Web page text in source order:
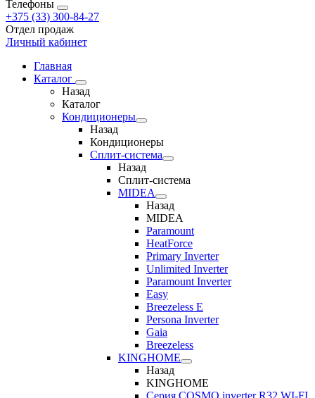
Телефоны
+375 (33) 300-84-27
Отдел продаж
Личный кабинет
Главная
Каталог
Назад
Каталог
Кондиционеры
Назад
Кондиционеры
Сплит-система
Назад
Сплит-система
MIDEA
Назад
MIDEA
Paramount
HeatForce
Primary Inverter
Unlimited Inverter
Paramount Inverter
Easy
Breezeless E
Persona Inverter
Gaia
Breezeless
KINGHOME
Назад
KINGHOME
Серия COSMO inverter R32 WI-FI